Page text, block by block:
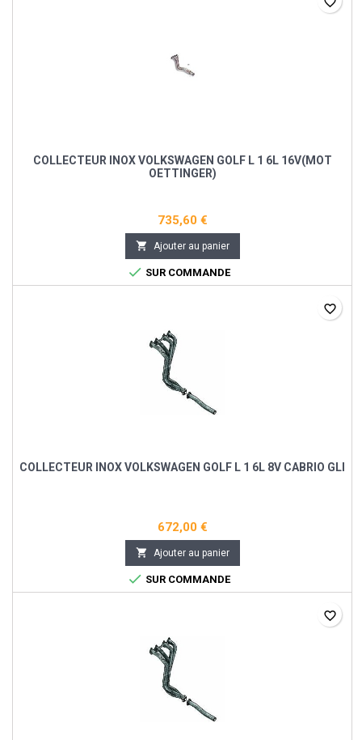
COLLECTEUR INOX VOLKSWAGEN GOLF L 1 6L 16V(MOT
OETTINGER)
735,60 €
 Ajouter au panier
 SUR COMMANDE
COLLECTEUR INOX VOLKSWAGEN GOLF L 1 6L 8V CABRIO GLI
672,00 €
 Ajouter au panier
 SUR COMMANDE
favorite_border
favorite_border